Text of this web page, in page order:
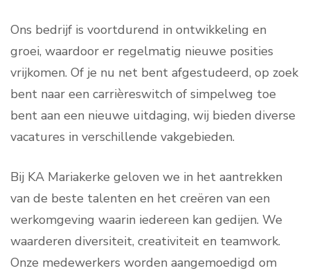
Ons bedrijf is voortdurend in ontwikkeling en
groei, waardoor er regelmatig nieuwe posities
vrijkomen. Of je nu net bent afgestudeerd, op zoek
bent naar een carrièreswitch of simpelweg toe
bent aan een nieuwe uitdaging, wij bieden diverse
vacatures in verschillende vakgebieden.
Bij KA Mariakerke geloven we in het aantrekken
van de beste talenten en het creëren van een
werkomgeving waarin iedereen kan gedijen. We
waarderen diversiteit, creativiteit en teamwork.
Onze medewerkers worden aangemoedigd om